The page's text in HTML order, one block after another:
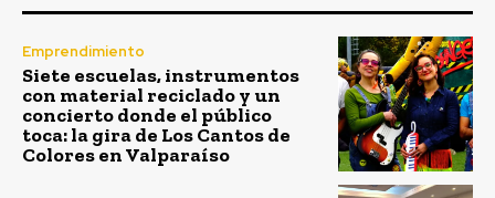
Emprendimiento
Siete escuelas, instrumentos
con material reciclado y un
concierto donde el público
toca: la gira de Los Cantos de
Colores en Valparaíso